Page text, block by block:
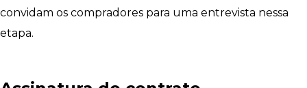
convidam os compradores para uma entrevista nessa
etapa.